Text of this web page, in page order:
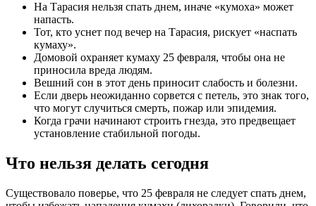
На Тарасия нельзя спать днем, иначе «кумоха» может
напасть.
Тот, кто уснет под вечер на Тарасия, рискует «наспать
кумаху».
Домовой охраняет кумаху 25 февраля, чтобы она не
приносила вреда людям.
Вешний сон в этот день приносит слабость и болезни.
Если дверь неожиданно сорвется с петель, это знак того,
что могут случиться смерть, пожар или эпидемия.
Когда грачи начинают строить гнезда, это предвещает
установление стабильной погоды.
Что нельзя делать сегодня
Существовало поверье, что 25 февраля не следует спать днем,